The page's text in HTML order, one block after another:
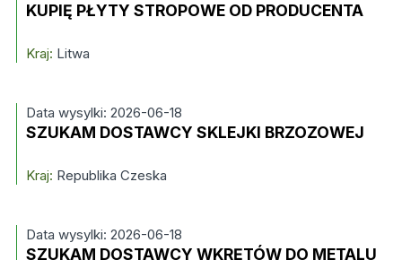
KUPIĘ PŁYTY STROPOWE OD PRODUCENTA
Kraj: Litwa
Data wysylki: 2026-06-18
SZUKAM DOSTAWCY SKLEJKI BRZOZOWEJ
Kraj: Republika Czeska
Data wysylki: 2026-06-18
SZUKAM DOSTAWCY WKRĘTÓW DO METALU